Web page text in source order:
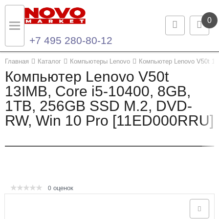
0
+7 495 280-80-12
Главная Каталог Компьютеры Lenovo Компьютер Lenovo V50t
Компьютер Lenovo V50t
13IMB, Core i5-10400, 8GB,
1TB, 256GB SSD M.2, DVD-
RW, Win 10 Pro [11ED000RRU]
0 оценок
Назад
Каталог продукции
Ноутбуки и ультрабуки
Компьютеры
Опции и комплектующие
Назад
Контакты
Контактная информация